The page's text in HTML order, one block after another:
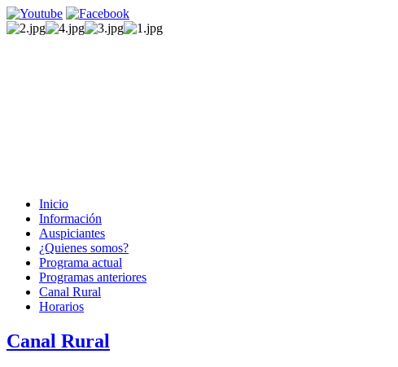
Inicio
Información
Auspiciantes
¿Quienes somos?
Programa actual
Programas anteriores
Canal Rural
Horarios
Canal Rural